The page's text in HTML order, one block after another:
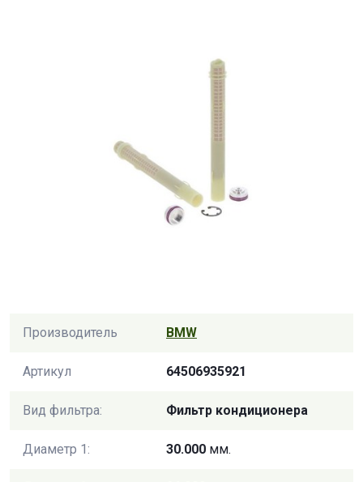
Производитель BMW
Артикул 64506935921
Вид фильтра: Фильтр кондиционера
Диаметр 1: 30.000 мм.